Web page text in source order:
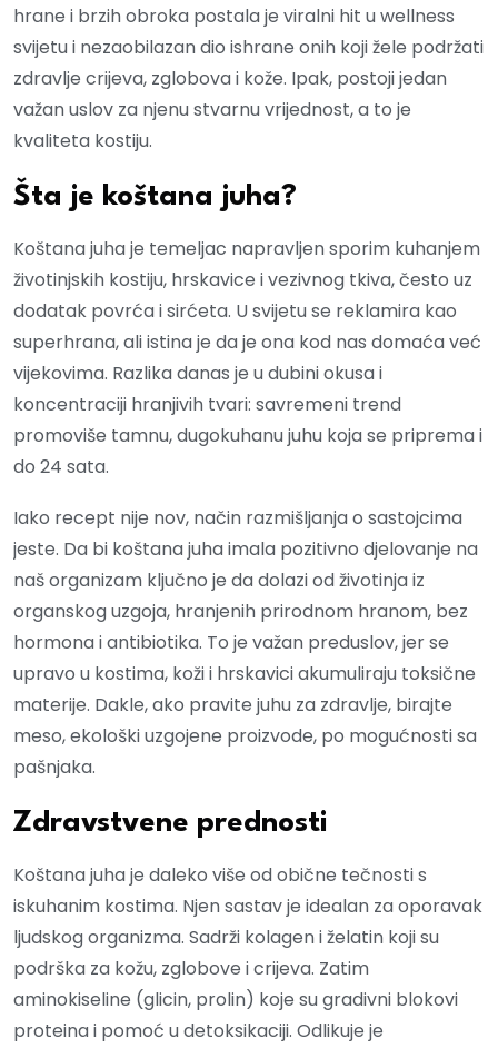
hrane i brzih obroka postala je viralni hit u wellness
svijetu i nezaobilazan dio ishrane onih koji žele podržati
zdravlje crijeva, zglobova i kože. Ipak, postoji jedan
važan uslov za njenu stvarnu vrijednost, a to je
kvaliteta kostiju.
Šta je koštana juha?
Koštana juha je temeljac napravljen sporim kuhanjem
životinjskih kostiju, hrskavice i vezivnog tkiva, često uz
dodatak povrća i sirćeta. U svijetu se reklamira kao
superhrana, ali istina je da je ona kod nas domaća već
vijekovima. Razlika danas je u dubini okusa i
koncentraciji hranjivih tvari: savremeni trend
promoviše tamnu, dugokuhanu juhu koja se priprema i
do 24 sata.
Iako recept nije nov, način razmišljanja o sastojcima
jeste. Da bi koštana juha imala pozitivno djelovanje na
naš organizam ključno je da dolazi od životinja iz
organskog uzgoja, hranjenih prirodnom hranom, bez
hormona i antibiotika. To je važan preduslov, jer se
upravo u kostima, koži i hrskavici akumuliraju toksične
materije. Dakle, ako pravite juhu za zdravlje, birajte
meso, ekološki uzgojene proizvode, po mogućnosti sa
pašnjaka.
Zdravstvene prednosti
Koštana juha je daleko više od obične tečnosti s
iskuhanim kostima. Njen sastav je idealan za oporavak
ljudskog organizma. Sadrži kolagen i želatin koji su
podrška za kožu, zglobove i crijeva. Zatim
aminokiseline (glicin, prolin) koje su gradivni blokovi
proteina i pomoć u detoksikaciji. Odlikuje je